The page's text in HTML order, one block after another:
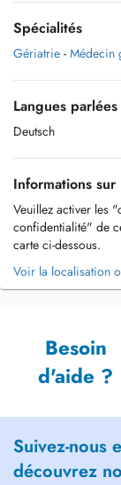
Spécialités
Gériatrie - Médecin
Langues parlées
Deutsch
Informations
Veuillez activer les
confidentialité" de
carte ci-dessous.
Voir la localisation
Besoin
d'aide ?
Suivez-nous
découvrez